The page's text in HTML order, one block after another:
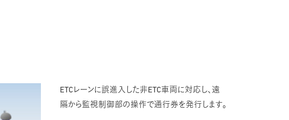
ETCレーンに誤進入した非ETC車両に対応し、遠
隔から監視制御部の操作で通行券を発行します。